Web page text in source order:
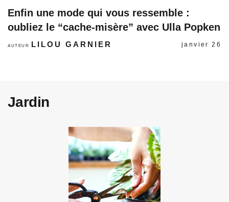
Enfin une mode qui vous ressemble :
oubliez le “cache-misère” avec Ulla Popken
AUTEUR LILOU GARNIER janvier 26
Jardin